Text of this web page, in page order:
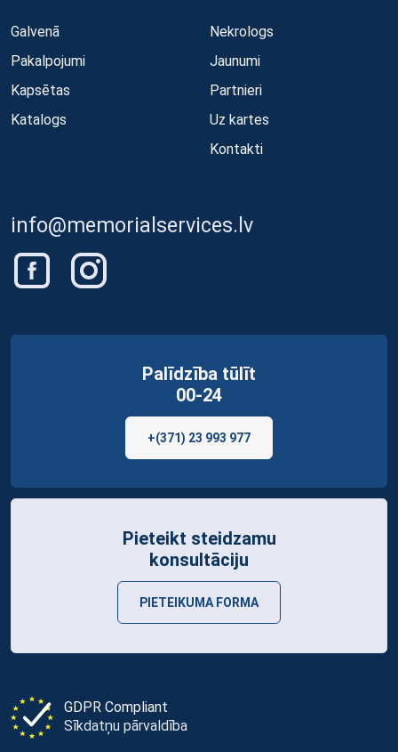
Galvenā
Pakalpojumi
Kapsētas
Katalogs
Nekrologs
Jaunumi
Partnieri
Uz kartes
Kontakti
info@memorialservices.lv
GDPR Compliant
Sīkdatņu pārvaldība
Palīdzība tūlīt
00-24
+(371) 23 993 977
Pieteikt steidzamu
konsultāciju
PIETEIKUMA FORMA